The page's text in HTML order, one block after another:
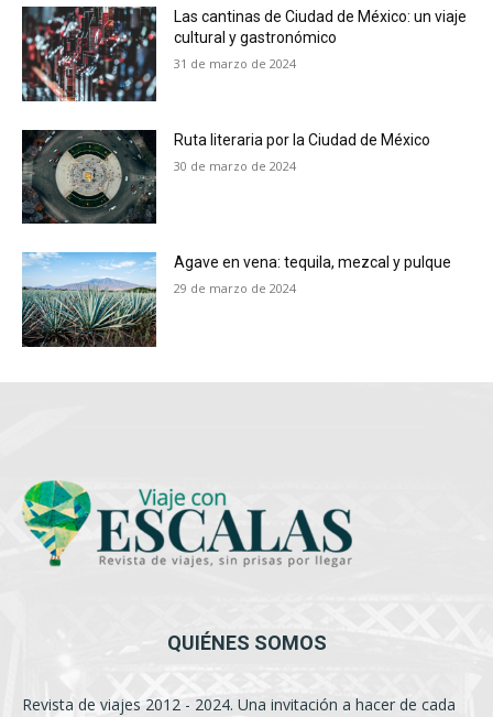
Las cantinas de Ciudad de México: un viaje
cultural y gastronómico
31 de marzo de 2024
Ruta literaria por la Ciudad de México
30 de marzo de 2024
Agave en vena: tequila, mezcal y pulque
29 de marzo de 2024
QUIÉNES SOMOS
Revista de viajes 2012 - 2024. Una invitación a hacer de cada